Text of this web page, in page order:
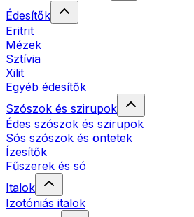
Édesítők
Eritrit
Mézek
Sztívia
Xilit
Egyéb édesítők
Szószok és szirupok
Édes szószok és szirupok
Sós szószok és öntetek
Ízesítők
Fűszerek és só
Italok
Izotóniás italok